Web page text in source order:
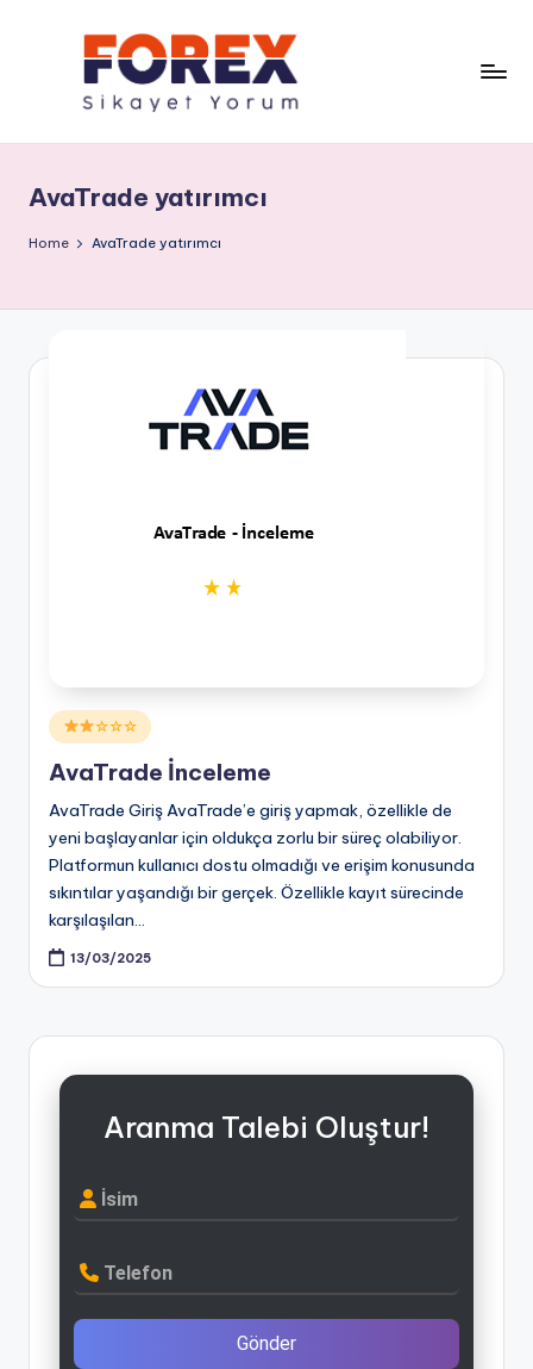
AvaTrade yatırımcı
Home AvaTrade yatırımcı
Posted
in
☆☆☆
AvaTrade İnceleme
AvaTrade Giriş AvaTrade’e giriş yapmak, özellikle de
yeni başlayanlar için oldukça zorlu bir süreç olabiliyor.
Platformun kullanıcı dostu olmadığı ve erişim konusunda
sıkıntılar yaşandığı bir gerçek. Özellikle kayıt sürecinde
karşılaşılan…
13/03/2025
Aranma Talebi Oluştur!
İsim
Telefon
Gönder